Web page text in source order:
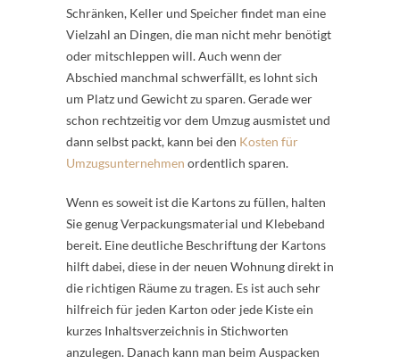
Schränken, Keller und Speicher findet man eine
Vielzahl an Dingen, die man nicht mehr benötigt
oder mitschleppen will. Auch wenn der
Abschied manchmal schwerfällt, es lohnt sich
um Platz und Gewicht zu sparen. Gerade wer
schon rechtzeitig vor dem Umzug ausmistet und
dann selbst packt, kann bei den Kosten für
Umzugsunternehmen ordentlich sparen.
Wenn es soweit ist die Kartons zu füllen, halten
Sie genug Verpackungsmaterial und Klebeband
bereit. Eine deutliche Beschriftung der Kartons
hilft dabei, diese in der neuen Wohnung direkt in
die richtigen Räume zu tragen. Es ist auch sehr
hilfreich für jeden Karton oder jede Kiste ein
kurzes Inhaltsverzeichnis in Stichworten
anzulegen. Danach kann man beim Auspacken